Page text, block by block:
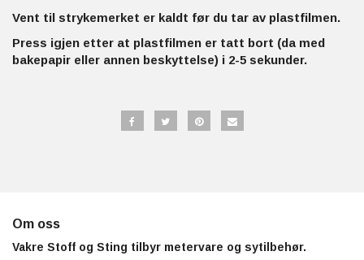
Vent til strykemerket er kaldt før du tar av plastfilmen.
Press igjen etter at plastfilmen er tatt bort (da med
bakepapir eller annen beskyttelse) i 2-5 sekunder.
Om oss
Vakre Stoff og Sting tilbyr metervare og sytilbehør.